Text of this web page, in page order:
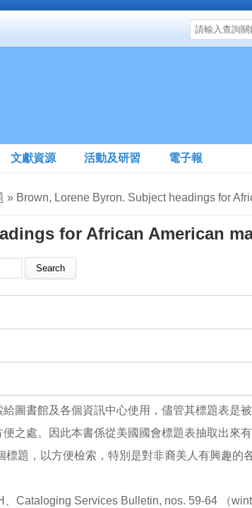
搜尋表單
Search this
文獻資源 活動及研習 電子報
Brown, Lorene Byron. Subject headings for
for African American
圖書館及各個資訊中心使用，儘管其標題表是
之處。因此本書係從美國國會標題表抽取出來
題，以方便檢索，特別是對非裔美人有興趣的
Cataloging Services Bulletin, nos. 59-64 （